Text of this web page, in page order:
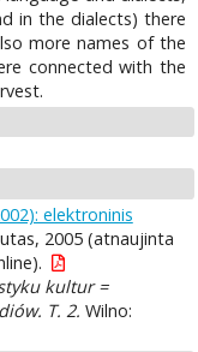
in the dialects) there
more names of the
connected with the
elektroninis
2005 (atnaujinta
kultur =
T. 2. Wilno: